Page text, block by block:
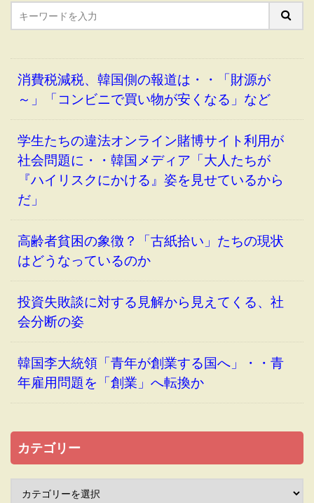
消費税減税、韓国側の報道は・・「財源が
～」「コンビニで買い物が安くなる」など
学生たちの違法オンライン賭博サイト利用が
社会問題に・・韓国メディア「大人たちが
『ハイリスクにかける』姿を見せているから
だ」
高齢者貧困の象徴？「古紙拾い」たちの現状
はどうなっているのか
投資失敗談に対する見解から見えてくる、社
会分断の姿
韓国李大統領「青年が創業する国へ」・・青
年雇用問題を「創業」へ転換か
カテゴリー